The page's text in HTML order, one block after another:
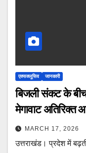
एक्सक्लूसिव जानकारी
बिजली संकट के
मेगावाट अतिरिक्त
MARCH 17, 2026
उत्तराखंड। प्रदेश में